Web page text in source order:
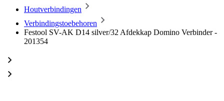
Houtverbindingen
Verbindingstoebehoren
Festool SV-AK D14 silver/32 Afdekkap Domino Verbinder -
201354